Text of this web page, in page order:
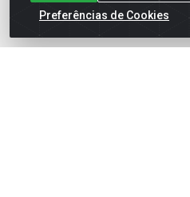
Preferências de Cookies